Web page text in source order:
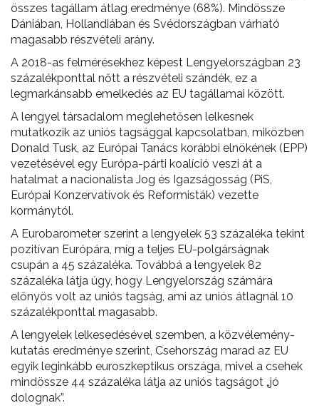
összes tagállam átlag eredménye (68%). Mindössze
Dániában, Hollandiában és Svédországban várható
magasabb részvételi arány.
A 2018-as felmérésekhez képest Lengyelországban 23
százalékponttal nőtt a részvételi szándék, ez a
legmarkánsabb emelkedés az EU tagállamai között.
A lengyel társadalom meglehetősen lelkesnek
mutatkozik az uniós tagsággal kapcsolatban, miközben
Donald Tusk, az Európai Tanács korábbi elnökének (EPP)
vezetésével egy Európa-párti koalíció veszi át a
hatalmat a nacionalista Jog és Igazságosság (PiS,
Európai Konzervatívok és Reformisták) vezette
kormánytól.
A Eurobarometer szerint a lengyelek 53 százaléka tekint
pozitívan Európára, míg a teljes EU-polgárságnak
csupán a 45 százaléka. Továbbá a lengyelek 82
százaléka látja úgy, hogy Lengyelország számára
előnyös volt az uniós tagság, ami az uniós átlagnál 10
százalékponttal magasabb.
A lengyelek lelkesedésével szemben, a közvélemény-
kutatás eredménye szerint, Csehország marad az EU
egyik leginkább euroszkeptikus országa, mivel a csehek
mindössze 44 százaléka látja az uniós tagságot „jó
dolognak”.